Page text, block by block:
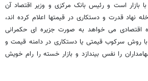
بازار است و رئیس بانک مرکزی و وزیر اقتصاد آن
نهاد قدرت و دستکاری در قیمتها اعلام کرده اند،
اقتصادی می خواهد به صورت جزیره ای حکمرانی
روش سرکوب قیمتی یا دستکاری در دامنه قیمت و
را نفس بیندازد و بازار خسته را رام خویش